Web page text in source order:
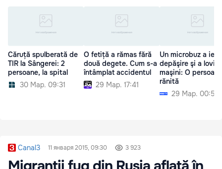
Căruță spulberată de
TIR la Sângerei: 2
persoane, la spital
30 Мар. 09:31
O fetiță a rămas fără
două degete. Cum s-a
întâmplat accidentul
29 Мар. 17:41
Un microbuz a
depăşire şi a lovit
maşini: O
rănită
29 Мар. 00:52
Canal3 11 января 2015, 09:30 3 923